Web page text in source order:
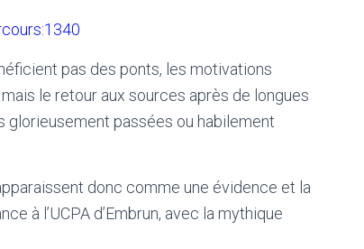
pas des ponts, les motivations
le retour aux sources après de longues
glorieusement passées ou habilement
donc comme une évidence et la
à l’UCPA d’Embrun, avec la mythique